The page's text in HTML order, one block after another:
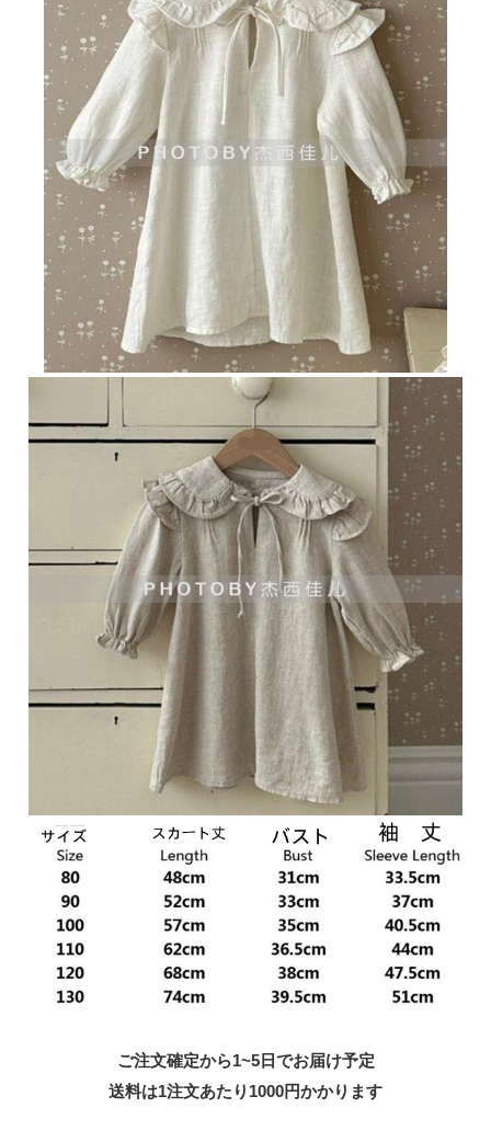
ご注文確定から1~5日でお届け予定
送料は1注文あたり 1000円かかります